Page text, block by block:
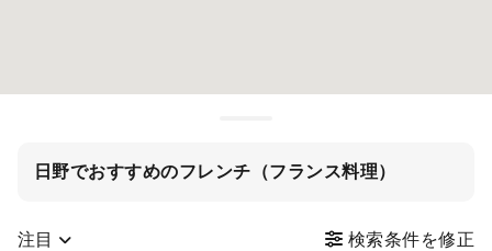
日野でおすすめのフレンチ（フランス料理）
注目 検索条件を修正